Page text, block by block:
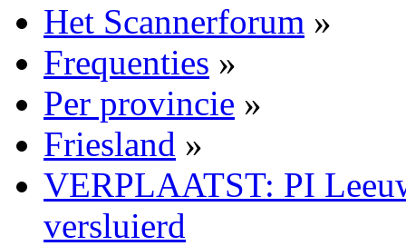
Het Scannerforum »
Frequenties »
Per provincie »
Friesland »
VERPLAATST: PI
versluierd